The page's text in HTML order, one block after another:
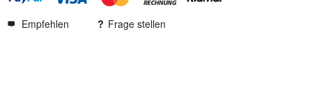
Empfehlen Frage stellen